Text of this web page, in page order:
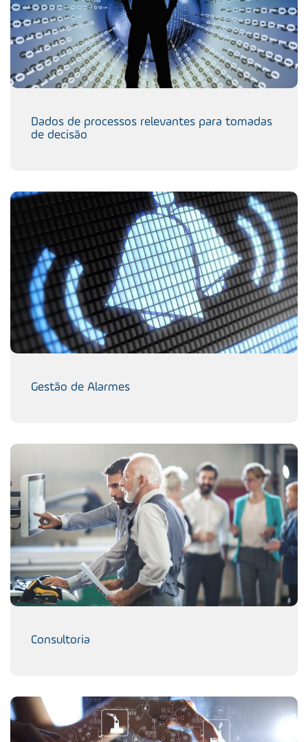
Dados de processos relevantes para tomadas
de decisão
Gestão de Alarmes
Consultoria